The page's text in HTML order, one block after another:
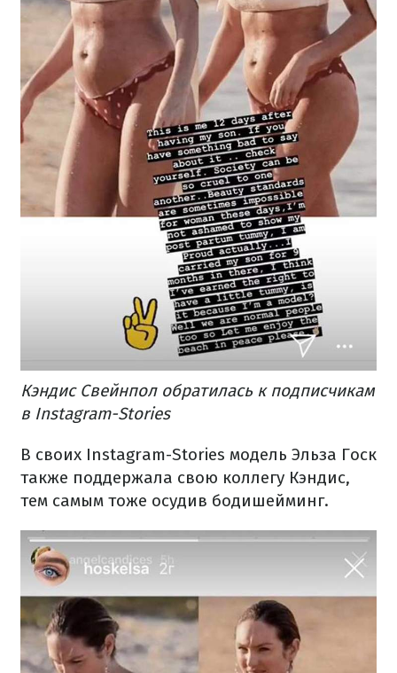
Кэндис Свейнпол обратилась к подписчикам
в Instagram-Stories
В своих Instagram-Stories модель Эльза Госк
также поддержала свою коллегу Кэндис,
тем самым тоже осудив бодишейминг.